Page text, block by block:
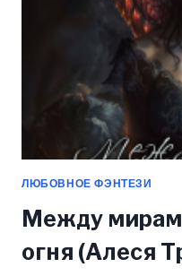
ЛЮБОВНОЕ ФЭНТЕЗИ
Между
огня (Алеся